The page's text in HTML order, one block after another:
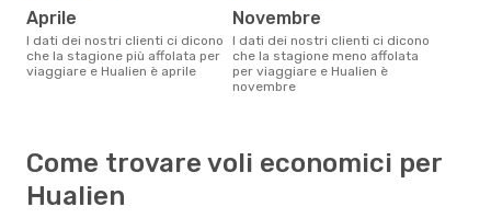
aprile
I dati dei nostri clienti ci dicono
che la stagione più affolata per
viaggiare e Hualien è aprile
novembre
I dati dei nostri clienti ci dicono
che la stagione meno affolata
per viaggiare e Hualien è
novembre
Come trovare voli economici per
Hualien